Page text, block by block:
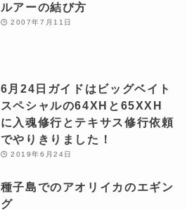
ルアーの結び方
2007年7月11日
6月24日ガイドはビッグベイト
スペシャルの64XHと65XXH
に入魂修行とテキサス修行依頼
でやりきりました！
2019年6月24日
種子島でのアオリイカのエギン
グ